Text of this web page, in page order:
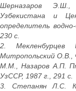
Шерназаров
Узбекистана и
определитель
230 с.
2.
Митропольский О.В.,
М.М., Назаров А.П.
УзССР, 1987 г., 291 с.
3. Степанян Л.С.